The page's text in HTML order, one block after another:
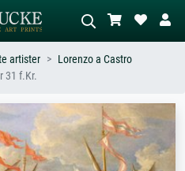
Beskriv scenen – for eksempel grønn
eng, abstrakt med mye rødt, mørkt
oljemaleri, stående akt ved et tre.
artister
Lorenzo a Castro
31 f.Kr.